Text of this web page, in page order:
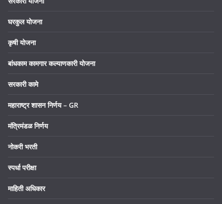
घरकुल योजना
कृषी योजना
बांधकाम कामगार कल्याणकारी योजना
सरकारी कामे
महाराष्ट्र शासन निर्णय – GR
मंत्रिमंडळ निर्णय
नोकरी भरती
स्पर्धा परीक्षा
माहिती अधिकार